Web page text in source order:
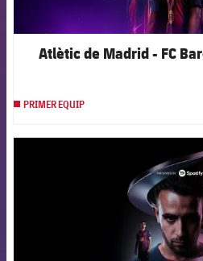
Atlètic de Madrid - FC
PRIMER EQUIP